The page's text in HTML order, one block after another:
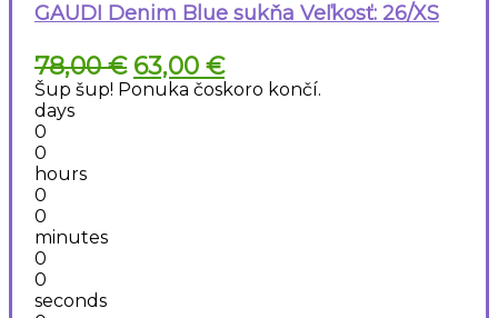
GAUDI Denim Blue sukňa Veľkosť: 26/XS
78,00€ Pôvodná
cena
bola:
63,00 €Aktuálna
cena
je:
Šup šup! Ponuka čoskoro končí.
days
0
0
hours
0
0
minutes
0
0
seconds